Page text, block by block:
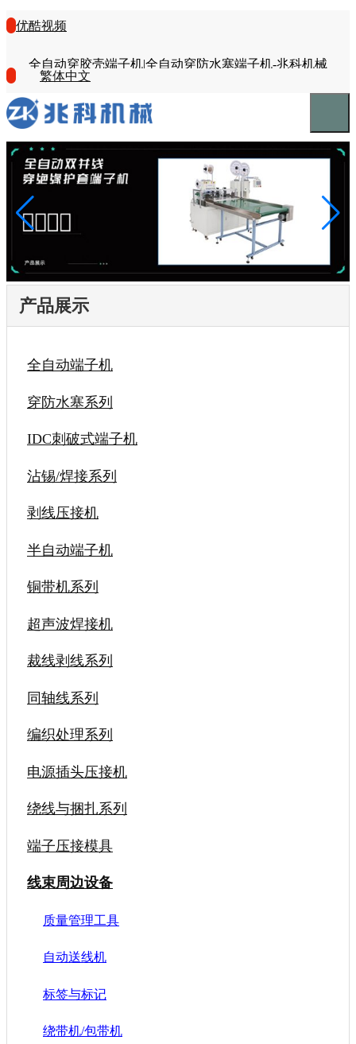
优酷视频
全自动穿胶壳端子机|全自动穿防水塞端子机-兆科机械
繁体中文
产品展示
全自动端子机
穿防水塞系列
IDC刺破式端子机
沾锡/焊接系列
剥线压接机
半自动端子机
铜带机系列
超声波焊接机
裁线剥线系列
同轴线系列
编织处理系列
电源插头压接机
绕线与捆扎系列
端子压接模具
线束周边设备
质量管理工具
自动送线机
标签与标记
绕带机/包带机